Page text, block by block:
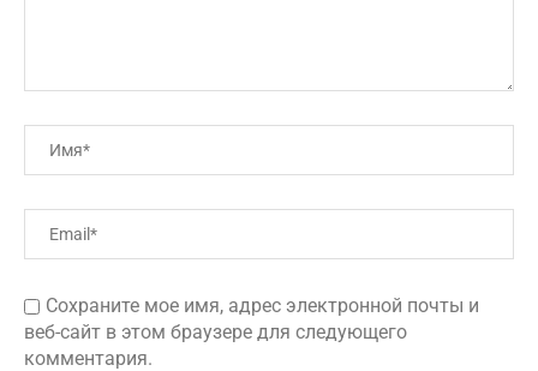
Сохраните мое имя, адрес электронной почты и
веб-сайт в этом браузере для следующего
комментария.